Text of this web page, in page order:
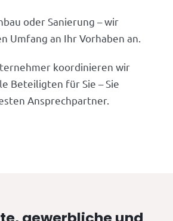
oder Sanierung – wir
Umfang an Ihr Vorhaben an.
koordinieren wir
Beteiligten für Sie – Sie
Ansprechpartner.